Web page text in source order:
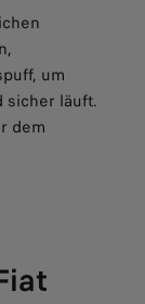
um
sicher läuft.
dem